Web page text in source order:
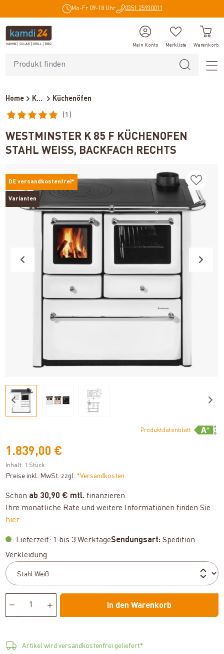
Mo-Fr 09-18 Uhr 0351 25930011
Mein Konto Merkliste Warenkorb
Home Kaminöfen Küchenöfen
(1)
WESTMINSTER K 85 F KÜCHENOFEN
STAHL WEISS, BACKFACH RECHTS
DE versandkostenfrei*
Varianten
Produktdatenblatt
1.839,00 €
Inhalt: 1 Stück
Preise inkl. MwSt. zzgl. *Versandkosten
Schon ab 30,90 € mtl. finanzieren.
Ihre monatliche Rate und weitere Informationen finden Sie
hier.
Lieferzeit: 1 bis 3 WerktageSendungsart: Spedition
Verkleidung
In den Warenkorb
Artikel wird versandkostenfrei geliefert*